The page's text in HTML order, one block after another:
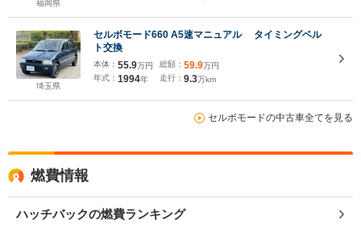
福岡県
埼玉県
セルボモード660 A5速マニュアル タイミングベル
ト交換
本体： 55.9万円
年式： 1994年
総額： 59.9万円
走行： 9.3万km
セルボモードの中古車全てを見る
燃費情報
ハッチバックの燃費ランキング